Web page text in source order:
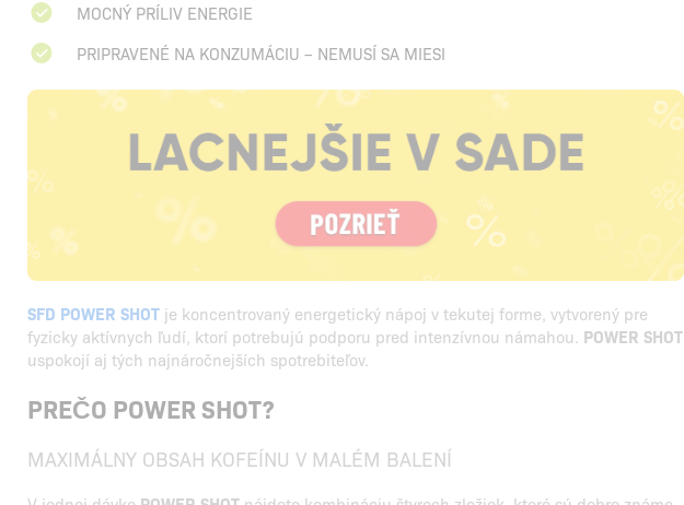
MOCNÝ PRÍLIV ENERGIE
PRIPRAVENÉ NA KONZUMÁCIU – NEMUSÍ SA MIESI
SFD POWER SHOT je koncentrovaný energetický nápoj v tekutej forme, vytvorený pre
fyzicky aktívnych ľudí, ktorí potrebujú podporu pred intenzívnou námahou. POWER SHOT
uspokojí aj tých najnáročnejších spotrebiteľov.
PREČO POWER SHOT?
MAXIMÁLNY OBSAH KOFEÍNU V MALÉM BALENÍ